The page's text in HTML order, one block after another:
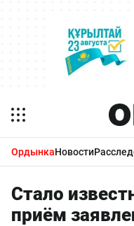
ОрдынкаНовости
Стало
приём